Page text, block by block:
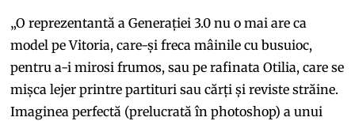
„O reprezentantă a Generației 3.0 nu o mai are ca
model pe Vitoria, care-și freca mâinile cu busuioc,
pentru a-i mirosi frumos, sau pe rafinata Otilia, care se
mișca lejer printre partituri sau cărți și reviste străine.
Imaginea perfectă (prelucrată în photoshop) a unui